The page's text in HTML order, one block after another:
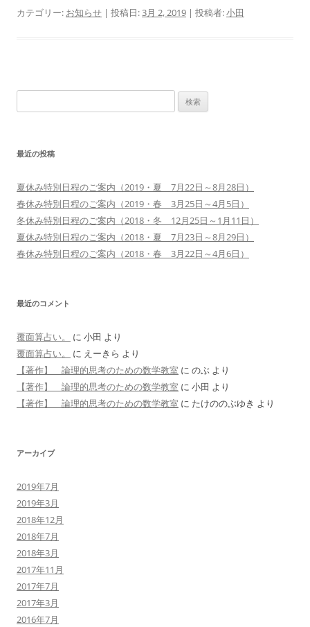
カテゴリー: お知らせ | 投稿日:3月 2, 2019 | 投稿者:小田
索:
最近の投稿
夏休み特別日程のご案内（2019・夏 7月22日～8月28日）
春休み特別日程のご案内（2019・春 3月25日～4月5日）
冬休み特別日程のご案内（2018・冬 12月25日～1月11日）
夏休み特別日程のご案内（2018・夏 7月23日～8月29日）
春休み特別日程のご案内（2018・春 3月22日～4月6日）
最近のコメント
覆面算占い。 に 小田 より
覆面算占い。
に えーきら より
【著作】 論理的思考のための数学教室 に のぶ より
【著作】 論理的思考のための数学教室 に 小田 より
【著作】 論理的思考のための数学教室 に たけののぶゆき より
アーカイブ
2019年7月
2019年3月
2018年12月
2018年7月
2018年3月
2017年11月
2017年7月
2017年3月
2016年7月